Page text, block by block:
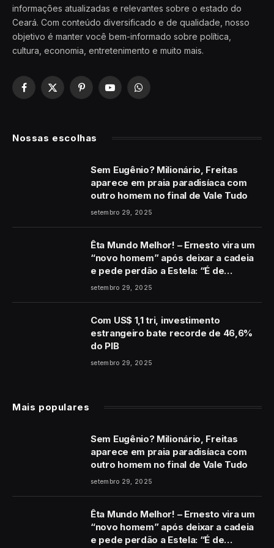
informações atualizadas e relevantes sobre o estado do
Ceará. Com conteúdo diversificado e de qualidade, nosso
objetivo é manter você bem-informado sobre política,
cultura, economia, entretenimento e muito mais.
Facebook
X
PinterestYouTubeWhatsApp
Nossas escolhas
Sem Eugênio? Milionário, Freitas
aparece em praia paradisíaca com
outro homem no final de Vale Tudo
setembro 29, 2025
Êta Mundo Melhor! – Ernesto vira um
“novo homem” após deixar a cadeia
e pede perdão a Estela: “É de
coração”
setembro 29, 2025
Com US$ 1,1 tri, investimento
estrangeiro bate recorde de 46,6%
do PIB
setembro 29, 2025
Mais populares
Sem Eugênio? Milionário, Freitas
aparece em praia paradisíaca com
outro homem no final de Vale Tudo
setembro 29, 2025
Êta Mundo Melhor! – Ernesto vira um
“novo homem” após deixar a cadeia
e pede perdão a Estela: “É de